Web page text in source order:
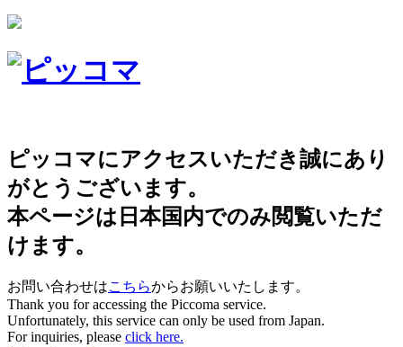
ピッコマにアクセスいただき誠にあり
がとうございます。
本ページは日本国内でのみ閲覧いただ
けます。
お問い合わせはこちらからお願いいたします。
Thank you for accessing the Piccoma service.
Unfortunately, this service can only be used from Japan.
For inquiries, please click here.